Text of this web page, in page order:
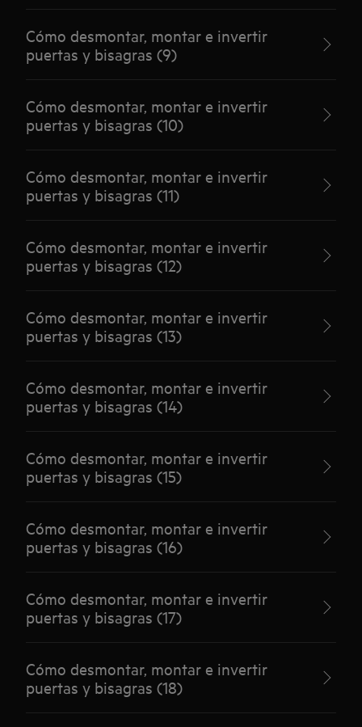
Cómo desmontar, montar e invertir
puertas y bisagras (9)
Cómo desmontar, montar e invertir
puertas y bisagras (10)
Cómo desmontar, montar e invertir
puertas y bisagras (11)
Cómo desmontar, montar e invertir
puertas y bisagras (12)
Cómo desmontar, montar e invertir
puertas y bisagras (13)
Cómo desmontar, montar e invertir
puertas y bisagras (14)
Cómo desmontar, montar e invertir
puertas y bisagras (15)
Cómo desmontar, montar e invertir
puertas y bisagras (16)
Cómo desmontar, montar e invertir
puertas y bisagras (17)
Cómo desmontar, montar e invertir
puertas y bisagras (18)